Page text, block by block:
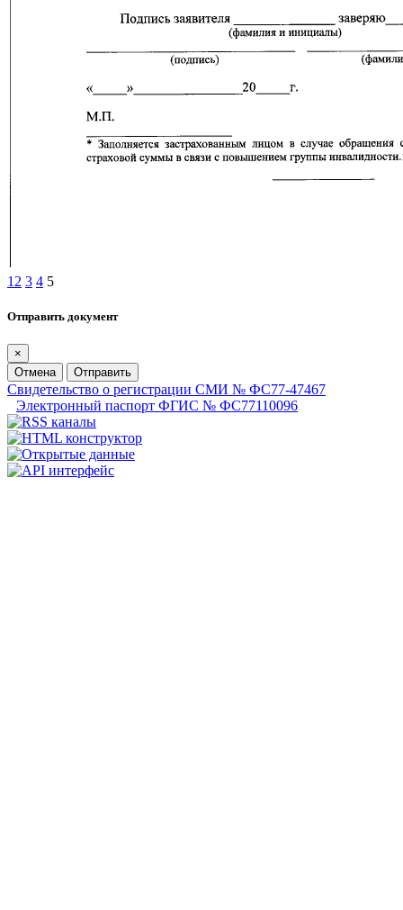
1 2 3 4 5
Отправить документ
×
Отмена
Отправить
Свидетельство о регистрации СМИ № ФС77-47467
Электронный паспорт ФГИС № ФС77110096